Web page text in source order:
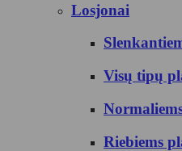
Losjonai
Visų tipų
Riebiems